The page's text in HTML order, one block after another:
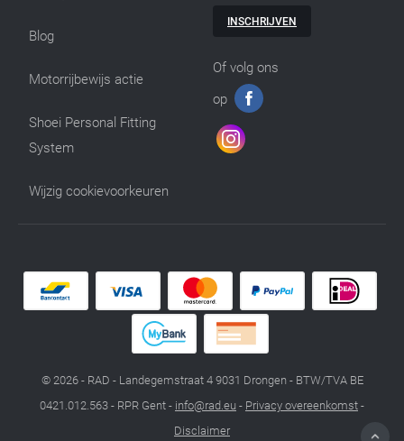
Blog
Motorrijbewijs actie
Shoei Personal Fitting
System
Wijzig cookievoorkeuren
INSCHRIJVEN
Of volg ons
op
© 2026 - RAD - Landegemstraat 4 9031 Drongen - BTW/TVA BE
0421.012.563 - RPR Gent - info@rad.eu - Privacy overeenkomst -
Disclaimer